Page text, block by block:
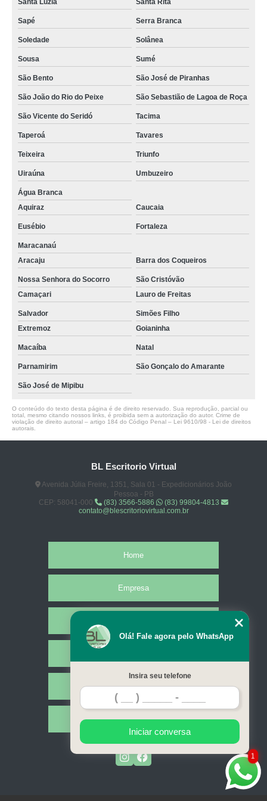
endereço fiscal virtual Esperança
cotação de endereço fiscal para advogado Alhandra
serviço de endereço fiscal Paulista
locação de endereço fiscal valores Pombal
cotação de endereço fiscal para advogado Bananeiras
cotação de locação de endereço fiscal Piancó
endereço fiscal coworking valores Eusébio
endereço fiscal e coworking Santa Rita
endereço fiscal para advogado valores Sumé
serviço de endereço fiscal valores Paulista
cotação de coworking endereço fiscal Baía da Traição
Santa Luzia Santa Rita
Sapé Serra Branca
Soledade Solânea
Sousa Sumé
São Bento São José de Piranhas
São João do Rio do Peixe São Sebastião de Lagoa de Roça
São Vicente do Seridó Tacima
Taperoá Tavares
Teixeira Triunfo
Uiraúna Umbuzeiro
Água Branca
Aquiraz
Caucaia
Eusébio Fortaleza
Maracanaú
Aracaju
Barra dos Coqueiros
Nossa Senhora do Socorro
São Cristóvão
Camaçari
Lauro de Freitas
Salvador
Simões Filho
Extremoz
Goianinha
Macaíba Natal
Parnamirim São Gonçalo do Amarante
São José de Mipibu
O conteúdo do texto desta página é de direito reservado. Sua reprodução, parcial ou
total, mesmo citando nossos links, é proibida sem a autorização do autor. Crime de
violação de direito autoral – artigo 184 do Código Penal – Lei 9610/98 - Lei de direitos
autorais
BL Escritorio Virtual
Avenida Júlia Freire, 1351, Sala 01 - Expedicionários João
Pessoa - PB
CEP: 58041-000
(83) 3566-5886
(83) 99804-4813
contato@blescritoriovirtual.com.br
Home
Empresa
Contato
Mapa do site
1
Olá! Fale agora pelo WhatsApp
Insira seu telefone
Iniciar conversa